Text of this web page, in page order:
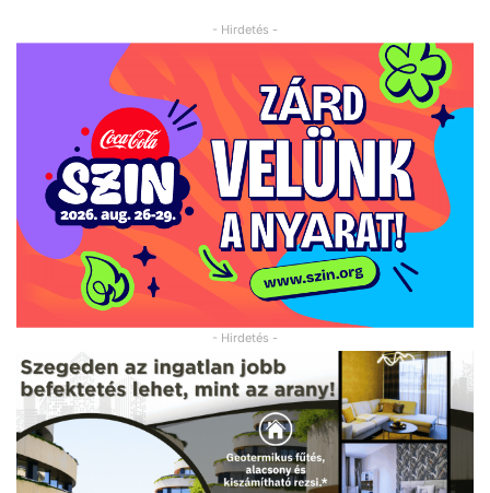
- Hirdetés -
- Hirdetés -